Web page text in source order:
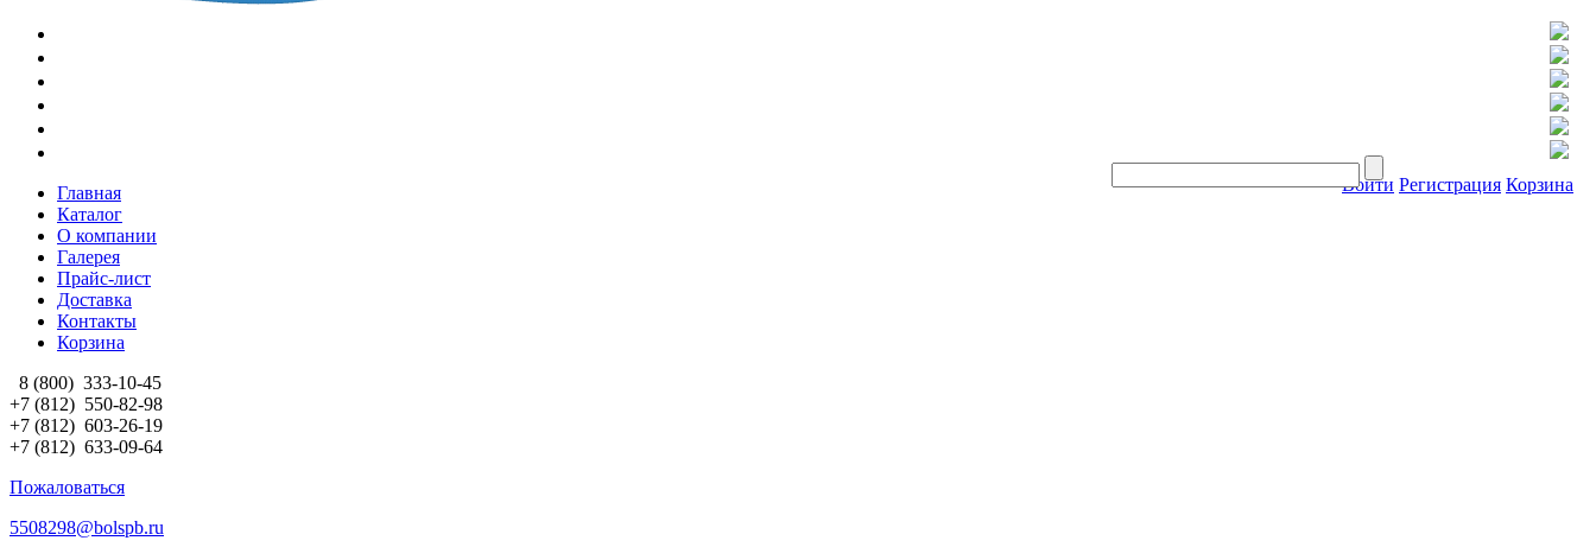
Войти Регистрация Корзина
Главная
Каталог
О компании
Галерея
Прайс-лист
Доставка
Контакты
Корзина
8 (800) 333-10-45
+7 (812) 550-82-98
+7 (812) 603-26-19
+7 (812) 633-09-64
Пожаловаться
5508298@bolspb.ru